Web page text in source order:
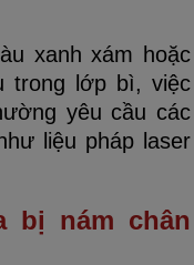
xanh xám hoặc
trong lớp bì, việc
yêu cầu các
liệu pháp laser
bị nám chân